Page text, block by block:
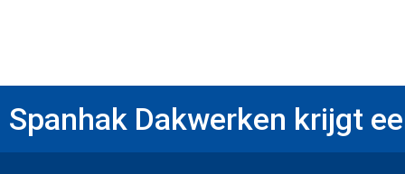
Spanhak Dakwerken krijgt